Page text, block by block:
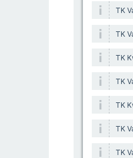
TK
TK
TK
TK
TK
TK
TK